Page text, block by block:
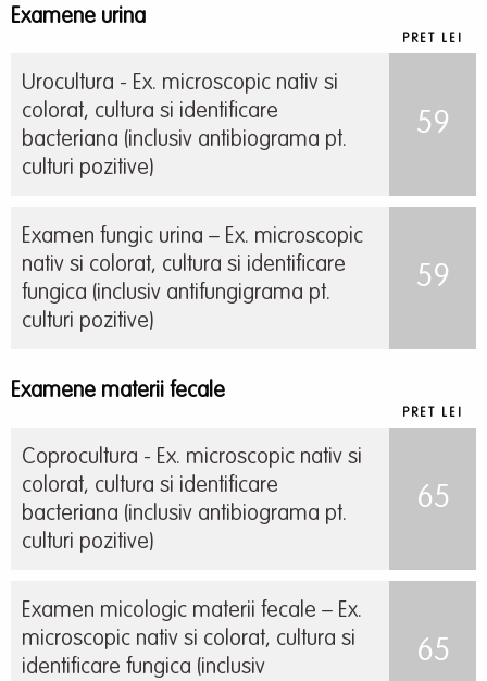
Examene urina
PRET LEI
Urocultura - Ex. microscopic nativ si
colorat, cultura si identificare
bacteriana (inclusiv antibiograma pt.
culturi pozitive)
59
Examen fungic urina – Ex. microscopic
nativ si colorat, cultura si identificare
fungica (inclusiv antifungigrama pt.
culturi pozitive)
59
Examene materii fecale
PRET LEI
Coprocultura - Ex. microscopic nativ si
colorat, cultura si identificare
bacteriana (inclusiv antibiograma pt.
culturi pozitive)
65
Examen micologic materii fecale – Ex.
microscopic nativ si colorat, cultura si
identificare fungica (inclusiv
65